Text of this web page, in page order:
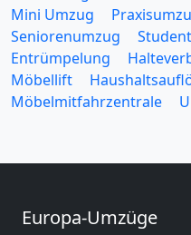
Mini Umzug
Seniorenumzug
Entrümpelung
Möbellift
Möbelmitfahrzentrale
Europa-Umzüge